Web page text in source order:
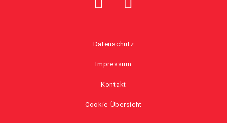
Datenschutz
Impressum
Kontakt
Cookie-Übersicht